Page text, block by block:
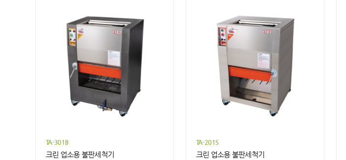
TA-301B
크린 업소용 불판세척기
TA-201S
크린 업소용 불판세척기